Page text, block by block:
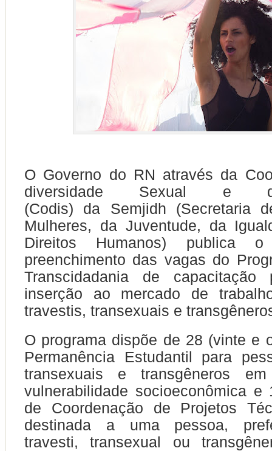
O Governo do RN através da
diversidade Sexual e
(Codis) da Semjidh (Secretaria
Mulheres, da Juventude, da
Direitos Humanos) publica
preenchimento das vagas do
Transcidadania de capacitação
inserção ao mercado de
travestis, transexuais e
O programa dispõe de 28 (vinte e
Permanência Estudantil para
transexuais e transgêneros
vulnerabilidade socioeconômica e
de Coordenação de Projetos
destinada a uma pessoa,
travesti, transexual ou